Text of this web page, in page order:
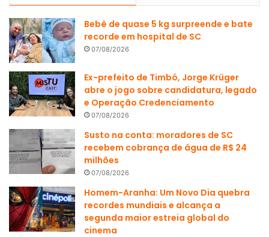
Bebê de quase 5 kg surpreende e bate
recorde em hospital de SC
07/08/2026
Ex-prefeito de Timbó, Jorge Krüger
abre o jogo sobre candidatura, legado
e Operação Credenciamento
07/08/2026
Susto na conta: moradores de SC
recebem cobrança de água de R$ 24
milhões
07/08/2026
Homem-Aranha: Um Novo Dia quebra
recordes mundiais e alcança a
segunda maior estreia global do
cinema